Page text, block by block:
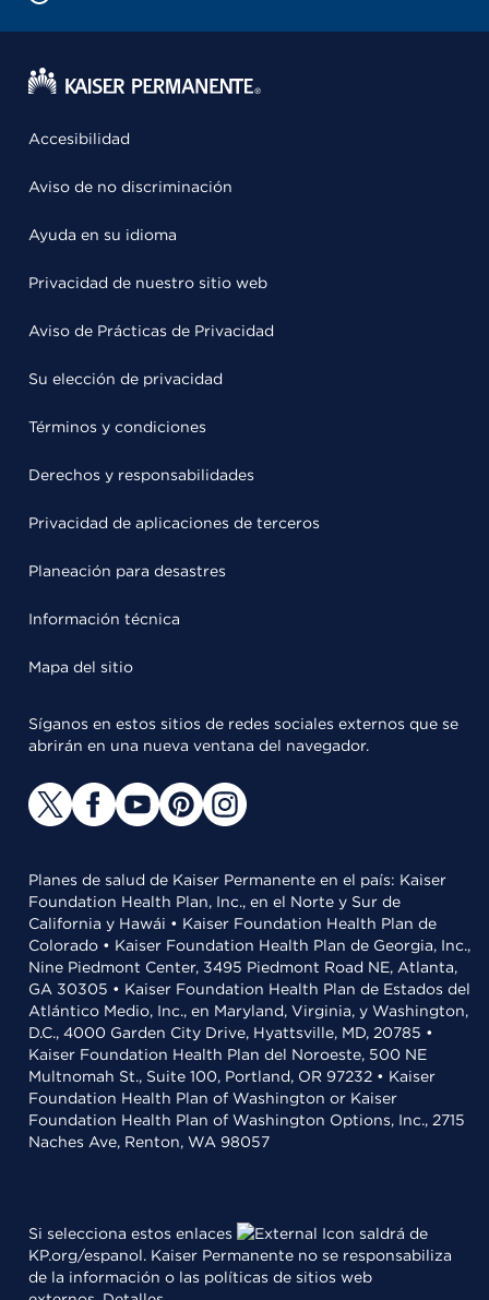
Accesibilidad
Aviso de no discriminación
Ayuda en su idioma
Privacidad de nuestro sitio web
Aviso de Prácticas de Privacidad
Su elección de privacidad
Términos y condiciones
Derechos y responsabilidades
Privacidad de aplicaciones de terceros
Planeación para desastres
Información técnica
Mapa del sitio
Síganos en estos sitios de redes sociales externos que se
abrirán en una nueva ventana del navegador.
Planes de salud de Kaiser Permanente en el país: Kaiser
Foundation Health Plan, Inc., en el Norte y Sur de
California y Hawái • Kaiser Foundation Health Plan de
Colorado • Kaiser Foundation Health Plan de Georgia, Inc.,
Nine Piedmont Center, 3495 Piedmont Road NE, Atlanta,
GA 30305 • Kaiser Foundation Health Plan de Estados del
Atlántico Medio, Inc., en Maryland, Virginia, y Washington,
D.C., 4000 Garden City Drive, Hyattsville, MD, 20785 •
Kaiser Foundation Health Plan del Noroeste, 500 NE
Multnomah St., Suite 100, Portland, OR 97232 • Kaiser
Foundation Health Plan of Washington or Kaiser
Foundation Health Plan of Washington Options, Inc., 2715
Naches Ave, Renton, WA 98057
Si selecciona estos enlaces
saldrá de
KP.org/espanol. Kaiser Permanente no se responsabiliza
de la información o las políticas de sitios web